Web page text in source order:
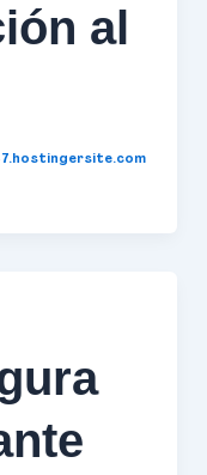
al